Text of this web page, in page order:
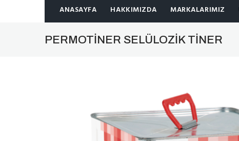
ANASAYFA HAKKIMIZDA MARKALARIMIZ
PERMOTINER SELÜLOZIK TINER